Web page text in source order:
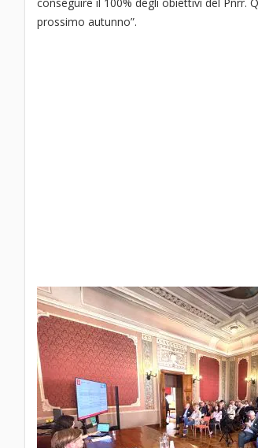
prossimo autunno”.